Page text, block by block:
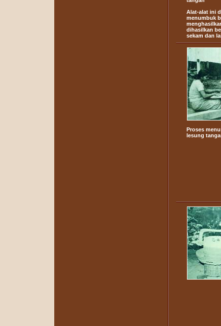
Alat-alat ini
menumbuk
dihasilkan
sekam dan
Proses
lesung